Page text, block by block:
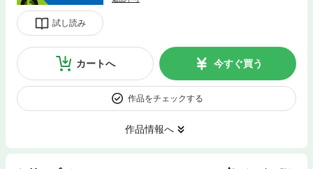
試し読み
カートへ 今すぐ買う
作品をチェックする
作品情報へ